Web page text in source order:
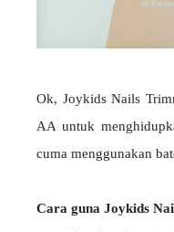
Ok, Joykids Nails
AA untuk
cuma menggunakan
Cara guna Joykids